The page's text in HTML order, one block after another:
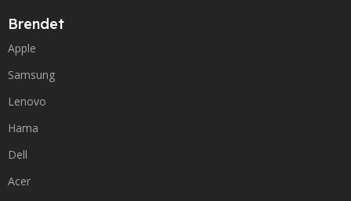
Brendet
Apple
Samsung
Lenovo
Hama
Dell
Acer